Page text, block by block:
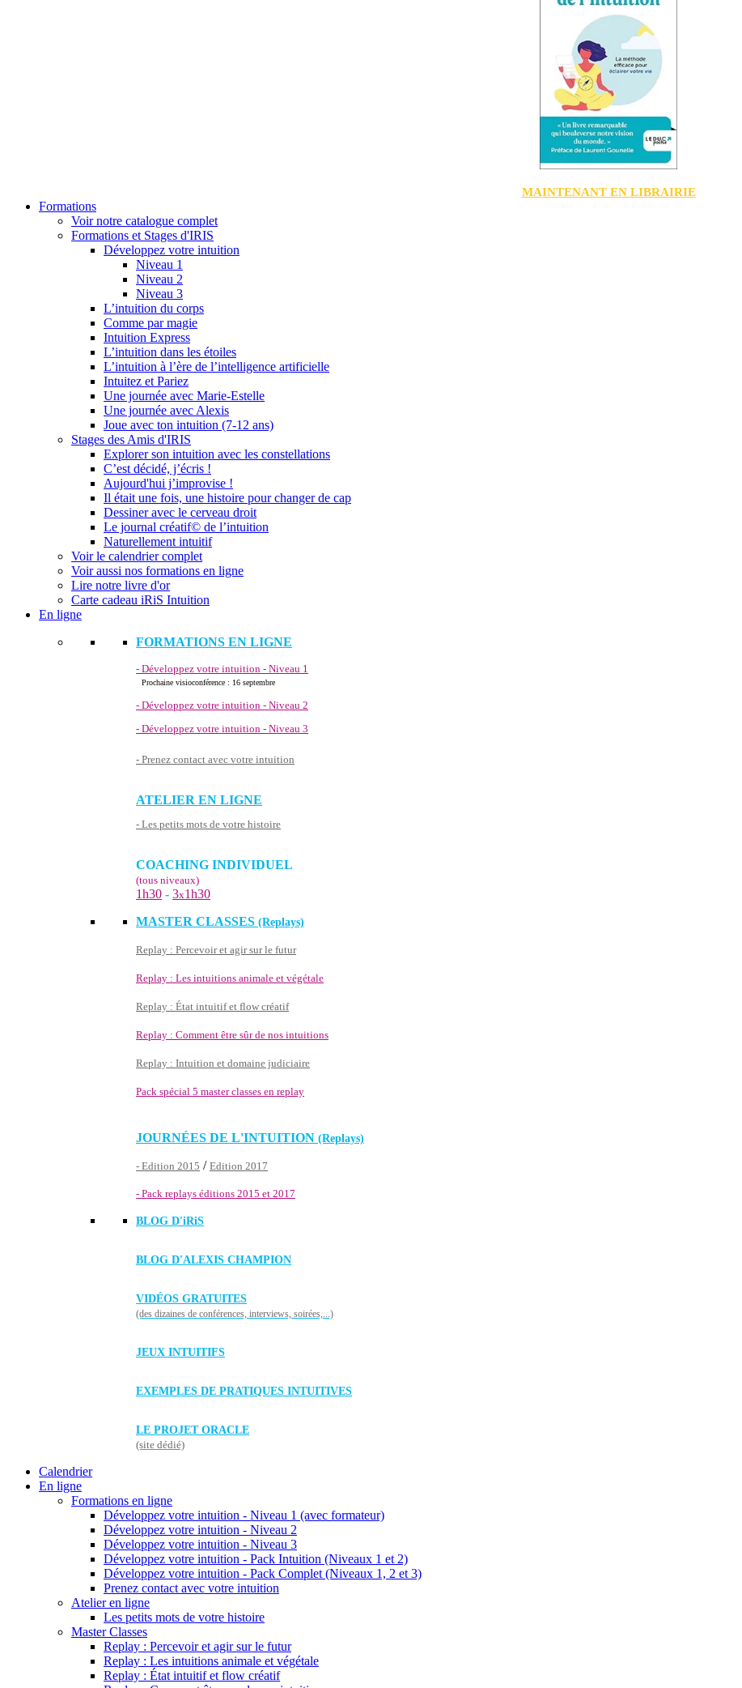
MAINTENANT EN LIBRAIRIE
Formations
Voir notre catalogue complet
Formations et Stages d'IRIS
Développez votre intuition
Niveau 1
Niveau 2
Niveau 3
L’intuition du corps
Comme par magie
Intuition Express
L’intuition dans les étoiles
L’intuition à l’ère de l’intelligence artificielle
Intuitez et Pariez
Une journée avec Marie-Estelle
Une journée avec Alexis
Joue avec ton intuition (7-12 ans)
Stages des Amis d'IRIS
Explorer son intuition avec les constellations
C’est décidé, j’écris !
Aujourd'hui j’improvise !
Il était une fois, une histoire pour changer de cap
Dessiner avec le cerveau droit
Le journal créatif© de l’intuition
Naturellement intuitif
Voir le calendrier complet
Voir aussi nos formations en ligne
Lire notre livre d'or
Carte cadeau iRiS Intuition
En ligne
FORMATIONS EN LIGNE
- Développez votre intuition - Niveau 1
Prochaine visioconférence : 16 septembre
- Développez votre intuition - Niveau 2
- Développez votre intuition - Niveau 3
- Prenez contact avec votre intuition
ATELIER EN LIGNE
- Les petits mots de votre histoire
COACHING INDIVIDUEL
(tous niveaux)
1h30 - 3x1h30
MASTER CLASSES (Replays)
Replay : Percevoir et agir sur le futur
Replay : Les intuitions animale et végétale
Replay : État intuitif et flow créatif
Replay : Comment être sûr de nos intuitions
Replay : Intuition et domaine judiciaire
Pack spécial 5 master classes en replay
JOURNÉES DE L'INTUITION (Replays)
- Edition 2015 / Edition 2017
- Pack replays éditions 2015 et 2017
BLOG D'iRiS
BLOG D'ALEXIS CHAMPION
VIDÉOS GRATUITES
(des dizaines de conférences, interviews, soirées,...)
JEUX INTUITIFS
EXEMPLES DE PRATIQUES INTUITIVES
LE PROJET ORACLE
(site dédié)
Calendrier
En ligne
Formations en ligne
Développez votre intuition - Niveau 1 (avec formateur)
Développez votre intuition - Niveau 2
Développez votre intuition - Niveau 3
Développez votre intuition - Pack Intuition (Niveaux 1 et 2)
Développez votre intuition - Pack Complet (Niveaux 1, 2 et 3)
Prenez contact avec votre intuition
Atelier en ligne
Les petits mots de votre histoire
Master Classes
Replay : Percevoir et agir sur le futur
Replay : Les intuitions animale et végétale
Replay : État intuitif et flow créatif